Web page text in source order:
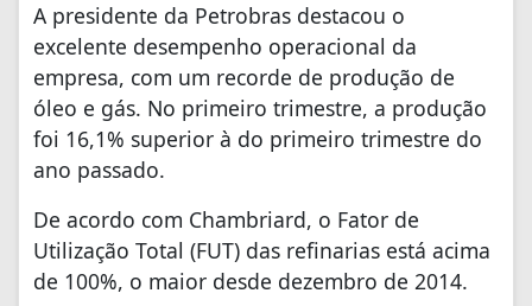
A presidente da Petrobras destacou o
excelente desempenho operacional da
empresa, com um recorde de produção de
óleo e gás. No primeiro trimestre, a produção
foi 16,1% superior à do primeiro trimestre do
ano passado.
De acordo com Chambriard, o Fator de
Utilização Total (FUT) das refinarias está acima
de 100%, o maior desde dezembro de 2014.